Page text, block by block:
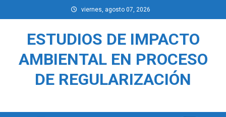
al
viernes, agosto 07, 2026
ESTUDIOS DE IMPACTO
AMBIENTAL EN PROCESO
DE REGULARIZACIÓN